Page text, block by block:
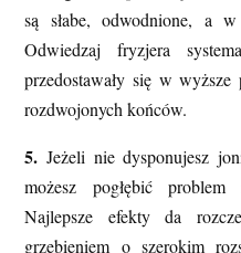
są słabe, odwodnione, a
Odwiedzaj fryzjera
przedostawały się w
rozdwojonych końców.
5. Jeżeli nie dysponujesz
możesz pogłębić problem
Najlepsze efekty da
grzebieniem o szerokim